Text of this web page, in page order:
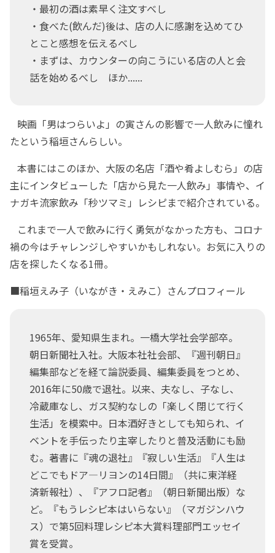
・最初の酒は素早く注文すべし
・食べた(飲んだ)後は、店の人に感謝を込めてひ
とこと感想を伝えるべし
・まずは、カウンターの向こうにいる店の人と会
話を始めるべし ほか......
映画「男はつらいよ」の寅さんの影響で一人飲みに憧れ
たという稲垣さんらしい。
本書にはこのほか、大阪の名店「酒や肴よしむら」の店
主にインタビューした「店から見た一人飲み」事情や、イ
ナガキ流家飲み「秒ツマミ」レシピまで紹介されている。
これまで一人で飲みに行く勇気がなかった方も、コロナ
禍の今はチャレンジしやすいかもしれない。お気に入りの
店を探したくなる1冊。
■稲垣えみ子（いながき・えみこ）さんプロフィール
1965年、愛知県生まれ。一橋大学社会学部卒。
朝日新聞社入社。大阪本社社会部、『週刊朝日』
編集部などを経て論説委員、編集委員をつとめ、
2016年に50歳で退社。以来、夫なし、子なし、
冷蔵庫なし、ガス契約なしの「楽しく閉じて行く
生活」を模索中。日本酒好きとしても知られ、イ
ベントを手伝ったり主宰したりと普及活動にも励
む。著書に『魂の退社』『寂しい生活』『人生は
どこでもドア―リヨンの14日間』（共に東洋経
済新報社）、『アフロ記者』（朝日新聞出版）な
ど。『もうレシピ本はいらない』（マガジンハウ
ス）で第5回料理レシピ本大賞料理部門エッセイ
賞を受賞。